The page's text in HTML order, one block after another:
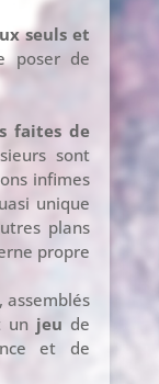
seuls et
poser de
faites de
sont
infimes
unique
plans
propre
assemblés
un jeu de
et de